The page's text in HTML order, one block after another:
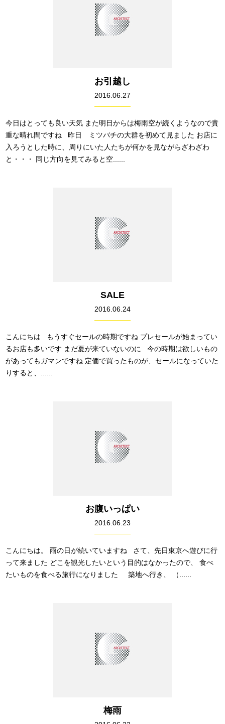
お引越し
2016.06.27
今日はとっても良い天気 また明日からは梅雨空が続くようなので貴
重な晴れ間ですね 昨日 ミツバチの大群を初めて見ました お店に
入ろうとした時に、周りにいた人たちが何かを見ながらざわざわ
と・・・ 同じ方向を見てみると空......
SALE
2016.06.24
こんにちは もうすぐセールの時期ですね プレセールが始まってい
るお店も多いです まだ夏が来ていないのに 今の時期は欲しいもの
があってもガマンですね 定価で買ったものが、セールになっていた
りすると、......
お腹いっぱい
2016.06.23
こんにちは。 雨の日が続いていますね さて、先日東京へ遊びに行
って来ました どこを観光したいという目的はなかったので、 食べ
たいものを食べる旅行になりました 築地へ行き、 （......
梅雨